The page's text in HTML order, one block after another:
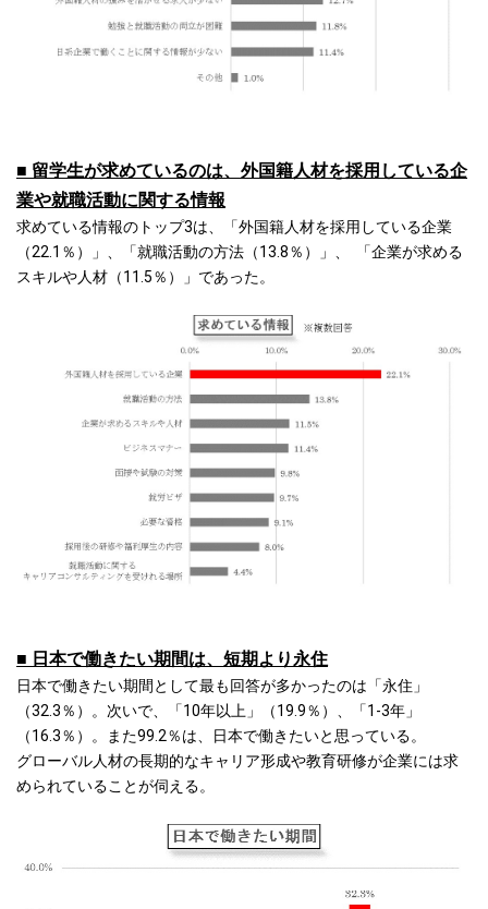
■ 留学生が求めているのは、外国籍人材を採用している企
業や就職活動に関する情報
求めている情報のトップ3は、「外国籍人材を採用している企業
（22.1％）」、「就職活動の方法（13.8％）」、 「企業が求める
スキルや人材（11.5％）」であった。
■ 日本で働きたい期間は、短期より永住
日本で働きたい期間として最も回答が多かったのは「永住」
（32.3％）。次いで、「10年以上」（19.9％）、「1-3年」
（16.3％）。また99.2％は、日本で働きたいと思っている。
グローバル人材の長期的なキャリア形成や教育研修が企業には求
められていることが伺える。